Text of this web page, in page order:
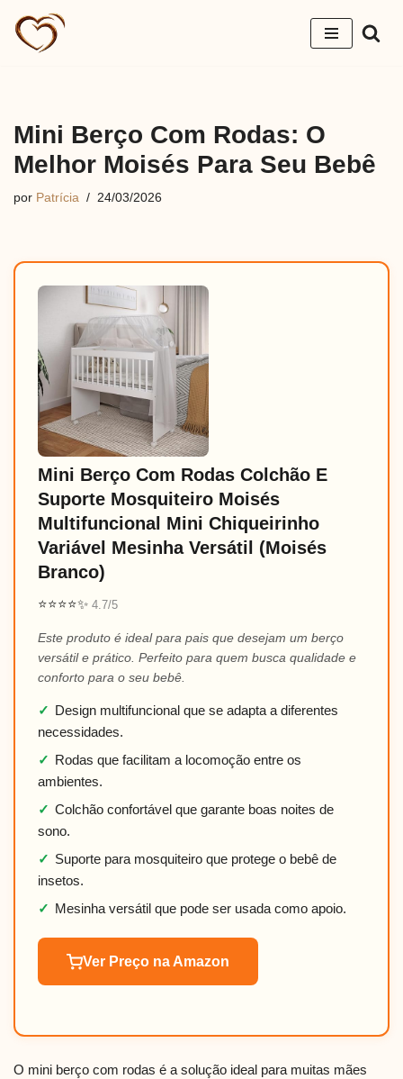
Pular
Mini Berço Com Rodas: O
Melhor Moisés Para Seu Bebê
por Patrícia 24/03/2026
Mini Berço Com Rodas Colchão E
Suporte Mosquiteiro Moisés
Multifuncional Mini Chiqueirinho
Variável Mesinha Versátil (Moisés
Branco)
⭐⭐⭐⭐✨ 4.7/5
Este produto é ideal para pais que desejam um berço
versátil e prático. Perfeito para quem busca qualidade e
conforto para o seu bebê.
✓ Design multifuncional que se adapta a diferentes
necessidades.
✓ Rodas que facilitam a locomoção entre os
ambientes.
✓ Colchão confortável que garante boas noites de
sono.
✓ Suporte para mosquiteiro que protege o bebê de
insetos.
✓ Mesinha versátil que pode ser usada como apoio.
Ver Preço na Amazon
O mini berço com rodas é a solução ideal para muitas mães